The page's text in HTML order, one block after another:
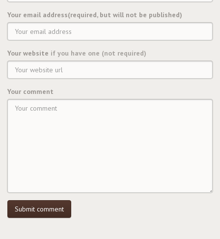
Your email address(required, but will not be published)
Your website if you have one (not required)
Your comment